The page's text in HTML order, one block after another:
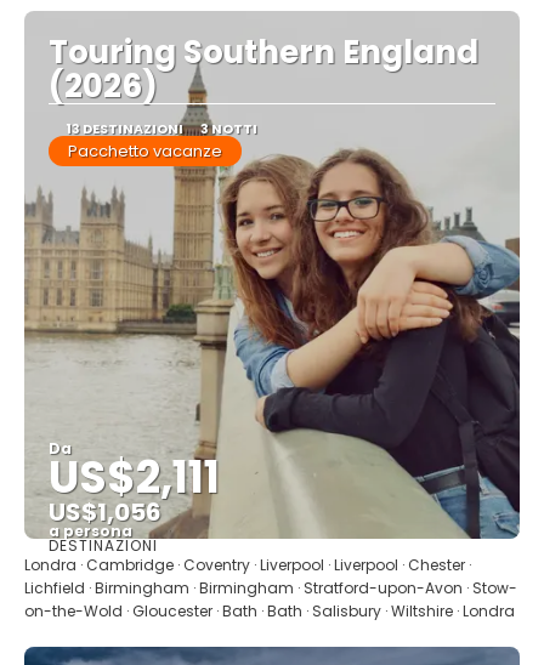
Touring Southern England
(2026)
13 DESTINAZIONI 3 NOTTI
Pacchetto vacanze
Da
US$2,111
US$1,056
a persona
Vedere
DESTINAZIONI
Londra · Cambridge · Coventry · Liverpool · Liverpool · Chester ·
Lichfield · Birmingham · Birmingham · Stratford-upon-Avon · Stow-
on-the-Wold · Gloucester · Bath · Bath · Salisbury · Wiltshire · Londra